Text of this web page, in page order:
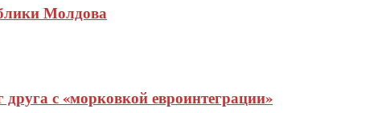
Молдова
с «морковкой евроинтеграции»